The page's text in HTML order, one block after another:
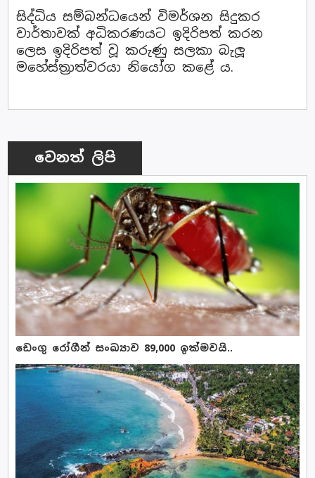
සිද්ධිය සම්බන්ධයෙන් විමර්ශන සිදුකර
වාර්තාවක් අධිකරණයට ඉදිරිපත් කරන
ලෙස ඉදිරිපත් වූ කරුණු සලකා බැලූ
මහේස්ත්‍රාත්වරයා නියෝග කළේ ය.
වෙනත් ලිපි
ඩෙංගු රෝගීන් සංඛ්‍යාව 89,000 ඉක්මවයි..